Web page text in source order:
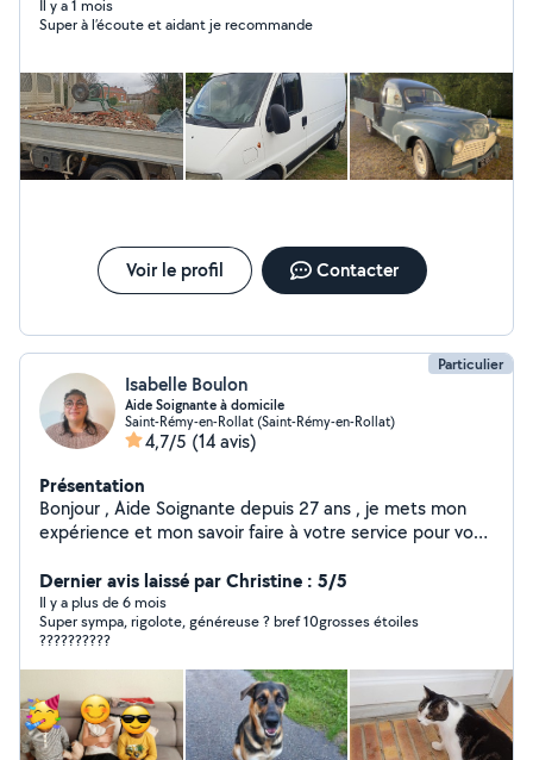
Il y a 1 mois
Super à l’écoute et aidant je recommande
Voir le profil Contacter
Particulier
Isabelle Boulon
Aide Soignante à domicile
Saint-Rémy-en-Rollat (Saint-Rémy-en-Rollat)
4,7/5 (14 avis)
Présentation
Bonjour , Aide Soignante depuis 27 ans , je mets mon
expérience et mon savoir faire à votre service pour vos
personnes handicapées). Pour vos soins de nursing ,
aide aux repas , aide à la marche , entretien ,
promenade , accompagnement aux rdv , courses ,
garde de nuit etc pour permettre votre maintien à
domicile dans les meilleurs conditions et avec la prise en
charge là mieux adaptée. Pour des visites pendant une
hospitalisation , du babysitting....( j'ai élevé mes enfants
seule) Payement en Cesu.
Dernier avis laissé par Christine : 5/5
Il y a plus de 6 mois
Super sympa, rigolote, généreuse ? bref 10grosses étoiles
??????????